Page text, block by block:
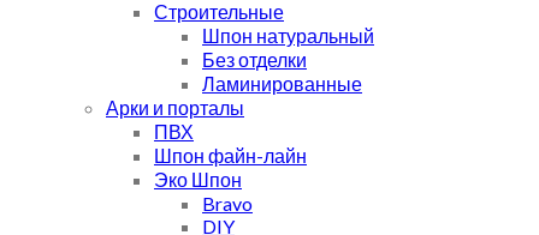
Строительные
Шпон натуральный
Без отделки
Ламинированные
Арки и порталы
ПВХ
Шпон файн-лайн
Эко Шпон
Bravo
DIY